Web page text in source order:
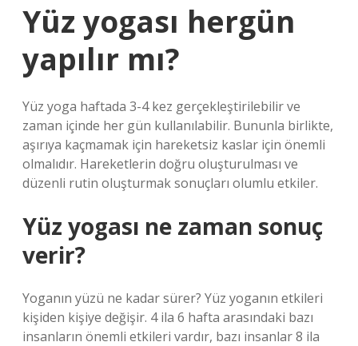
Yüz yogası hergün
yapılır mı?
Yüz yoga haftada 3-4 kez gerçekleştirilebilir ve
zaman içinde her gün kullanılabilir. Bununla birlikte,
aşırıya kaçmamak için hareketsiz kaslar için önemli
olmalıdır. Hareketlerin doğru oluşturulması ve
düzenli rutin oluşturmak sonuçları olumlu etkiler.
Yüz yogası ne zaman sonuç
verir?
Yoganın yüzü ne kadar sürer? Yüz yoganın etkileri
kişiden kişiye değişir. 4 ila 6 hafta arasındaki bazı
insanların önemli etkileri vardır, bazı insanlar 8 ila